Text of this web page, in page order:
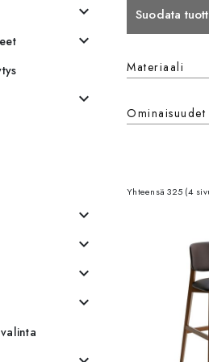
expand_more
expand_more
expand_more
expand_more
expand_more
expand_more
expand_more
Suodata
Materiaali
Materiaali
Ominaisuudet
Ominaisuudet
Yhteensä 325 (4